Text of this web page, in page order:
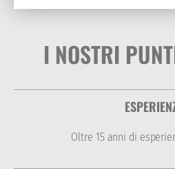
I NOSTRI
Oltre 15 anni di